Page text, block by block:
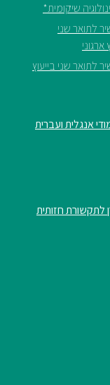
לתואר שני
ארגוני
לתואר שני בייעוץ
אנגלית ועברית
לתקשורת חזותית